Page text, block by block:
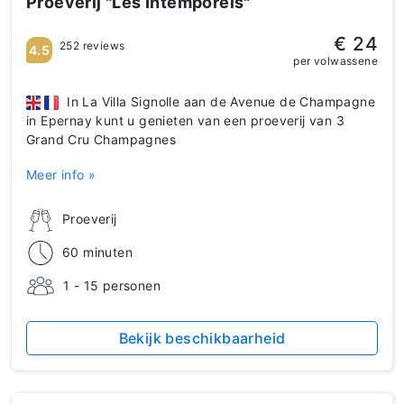
Proeverij
60 minuten
1 - 15 personen
In La Villa Signolle aan de Avenue de Champagne
in Epernay kunt u genieten van een proeverij van 3
Grand Cru Champagnes
Meer info »
4.5 252 reviews € 24
per volwassene
Bekijk beschikbaarheid